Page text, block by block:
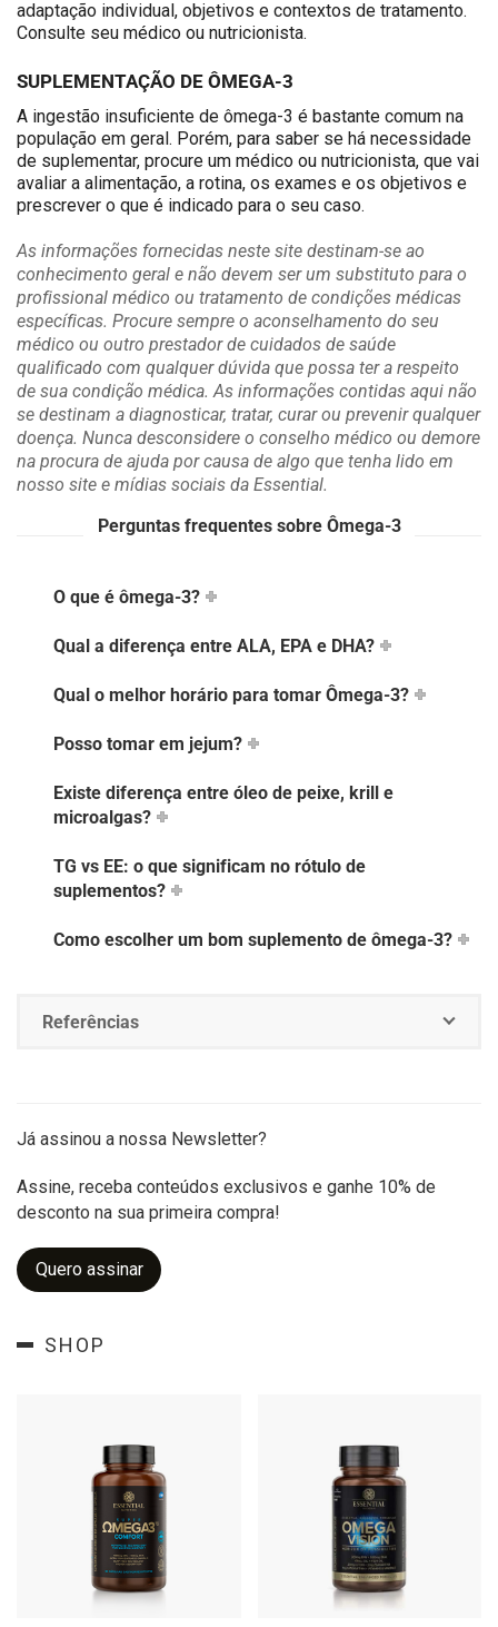
adaptação individual, objetivos e contextos de tratamento.
Consulte seu médico ou nutricionista.
SUPLEMENTAÇÃO DE ÔMEGA-3
A ingestão insuficiente de ômega-3 é bastante comum na
população em geral. Porém, para saber se há necessidade
de suplementar, procure um médico ou nutricionista, que vai
avaliar a alimentação, a rotina, os exames e os objetivos e
prescrever o que é indicado para o seu caso.
As informações fornecidas neste site destinam-se ao
conhecimento geral e não devem ser um substituto para o
profissional médico ou tratamento de condições médicas
específicas. Procure sempre o aconselhamento do seu
médico ou outro prestador de cuidados de saúde
qualificado com qualquer dúvida que possa ter a respeito
de sua condição médica. As informações contidas aqui não
se destinam a diagnosticar, tratar, curar ou prevenir qualquer
doença. Nunca desconsidere o conselho médico ou demore
na procura de ajuda por causa de algo que tenha lido em
nosso site e mídias sociais da Essential.
Perguntas frequentes sobre Ômega-3
O que é ômega-3?
Qual a diferença entre ALA, EPA e DHA?
Qual o melhor horário para tomar Ômega-3?
Posso tomar em jejum?
Existe diferença entre óleo de peixe, krill e
microalgas?
TG vs EE: o que significam no rótulo de
suplementos?
Como escolher um bom suplemento de ômega-3?
Referências
Já assinou a nossa Newsletter?
Assine, receba conteúdos exclusivos e ganhe 10% de
desconto na sua primeira compra!
Quero assinar
SHOP